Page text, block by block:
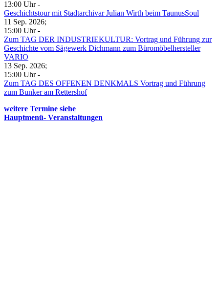
13:00 Uhr-
Geschichtstour mit Stadtarchivar Julian Wirth beim TaunusSoul
11 Sep. 2026;
15:00 Uhr-
Zum TAG DER INDUSTRIEKULTUR: Vortrag und Führung zur
Geschichte vom Sägewerk Dichmann zum Büromöbelhersteller
VARIO
13 Sep. 2026;
15:00 Uhr-
Zum TAG DES OFFENEN DENKMALS Vortrag und Führung
zum Bunker am Rettershof
weitere Termine siehe
Hauptmenü- Veranstaltungen